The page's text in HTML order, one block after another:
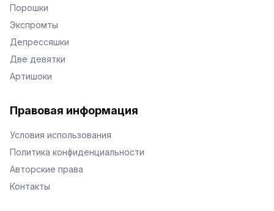
Порошки
Экспромты
Депрессяшки
Две девятки
Артишоки
Правовая информация
Условия использования
Политика конфиденциальности
Авторские права
Контакты